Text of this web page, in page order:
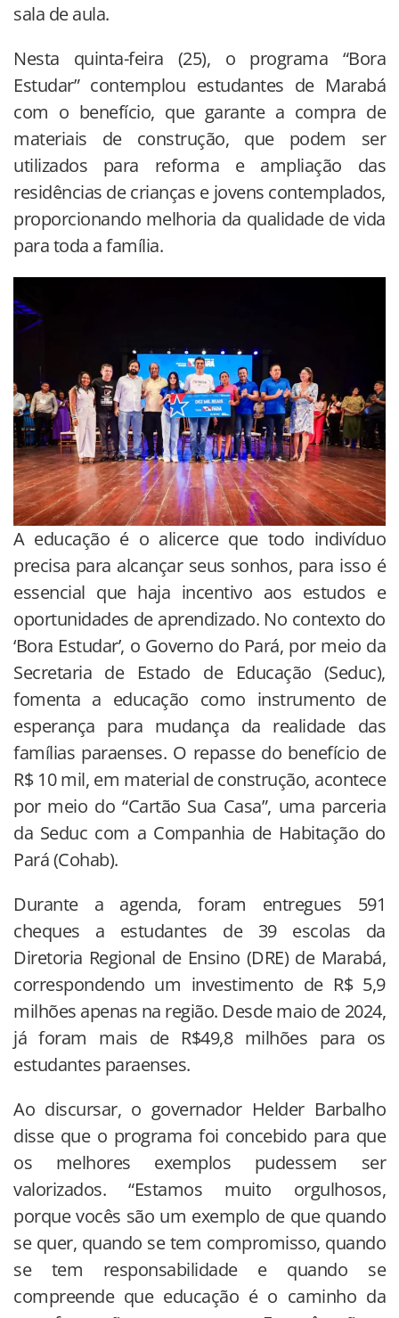
sala de aula.
Nesta quinta-feira (25), o programa “Bora
Estudar” contemplou estudantes de Marabá
com o benefício, que garante a compra de
materiais de construção, que podem ser
utilizados para reforma e ampliação das
residências de crianças e jovens contemplados,
proporcionando melhoria da qualidade de vida
para toda a família.
A educação é o alicerce que todo indivíduo
precisa para alcançar seus sonhos, para isso é
essencial que haja incentivo aos estudos e
oportunidades de aprendizado. No contexto do
‘Bora Estudar’, o Governo do Pará, por meio da
Secretaria de Estado de Educação (Seduc),
fomenta a educação como instrumento de
esperança para mudança da realidade das
famílias paraenses. O repasse do benefício de
R$ 10 mil, em material de construção, acontece
por meio do “Cartão Sua Casa”, uma parceria
da Seduc com a Companhia de Habitação do
Pará (Cohab).
Durante a agenda, foram entregues 591
cheques a estudantes de 39 escolas da
Diretoria Regional de Ensino (DRE) de Marabá,
correspondendo um investimento de R$ 5,9
milhões apenas na região. Desde maio de 2024,
já foram mais de R$49,8 milhões para os
estudantes paraenses.
Ao discursar, o governador Helder Barbalho
disse que o programa foi concebido para que
os melhores exemplos pudessem ser
valorizados. “Estamos muito orgulhosos,
porque vocês são um exemplo de que quando
se quer, quando se tem compromisso, quando
se tem responsabilidade e quando se
compreende que educação é o caminho da